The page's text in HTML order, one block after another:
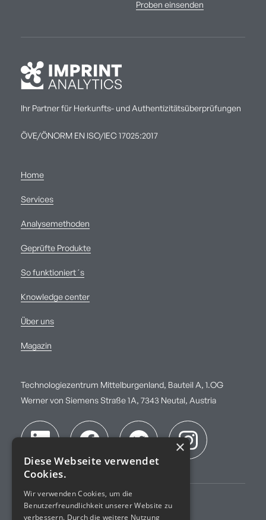
Proben einsenden
Ihr Partner für Herkunfts- und Authentizitätsüberprüfungen
ÖVE/ÖNORM EN ISO/IEC 17025:2017
Home
Services
Analysemethoden
Geprüfte Produkte
So funktioniert´s
Knowledge center
Über uns
Magazin
Technologiezentrum Mittelburgenland, Bauteil A, 1.OG
Werner von Siemens Straße 1A, 7343 Neutal, Austria
Impressum
×
Diese Webseite verwendet
Cookies.
Wir verwenden Cookies, um die
Benutzerfreundlichkeit unserer Website zu
verbessern. Durch die weitere Nutzung